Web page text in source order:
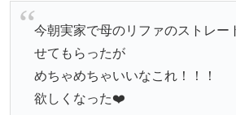
今朝実家で母のリファのストレー
せてもらったが
めちゃめちゃいいなこれ！！！
欲しくなった❤️